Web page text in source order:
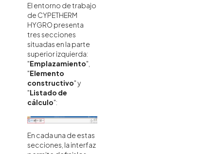
El entorno de trabajo
de CYPETHERM
HYGRO presenta
tres secciones
situadas en la parte
superior izquierda:
"Emplazamiento",
"Elemento
constructivo" y
"Listado de
cálculo":
En cada una de estas
secciones, la interfaz